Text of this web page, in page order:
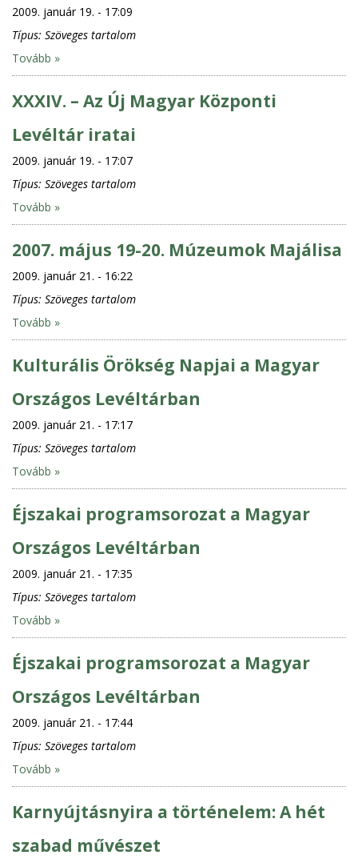
2009. január 19. - 17:09
Típus: Szöveges tartalom
Tovább »
XXXIV. – Az Új Magyar Központi
Levéltár iratai
2009. január 19. - 17:07
Típus: Szöveges tartalom
Tovább »
2007. május 19-20. Múzeumok Majálisa
2009. január 21. - 16:22
Típus: Szöveges tartalom
Tovább »
Kulturális Örökség Napjai a Magyar
Országos Levéltárban
2009. január 21. - 17:17
Típus: Szöveges tartalom
Tovább »
Éjszakai programsorozat a Magyar
Országos Levéltárban
2009. január 21. - 17:35
Típus: Szöveges tartalom
Tovább »
Éjszakai programsorozat a Magyar
Országos Levéltárban
2009. január 21. - 17:44
Típus: Szöveges tartalom
Tovább »
Karnyújtásnyira a történelem: A hét
szabad művészet